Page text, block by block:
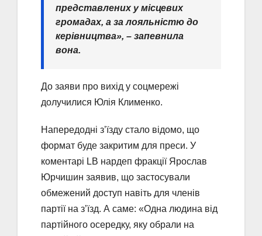
представлених у місцевих
громадах, а за лояльністю до
керівництва», – запевнила
вона.
До заяви про вихід у соцмережі
долучилися Юлія Клименко.
Напередодні з’їзду стало відомо, що
формат буде закритим для преси. У
коментарі LB нардеп фракції Ярослав
Юрчишин заявив, що застосували
обмежений доступ навіть для членів
партії на з’їзд. А саме: «Одна людина від
партійного осередку, яку обрали на